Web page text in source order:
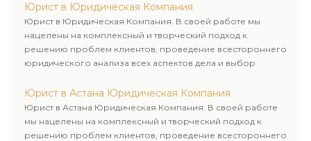
Юрист в Юридическая Компания
Юрист в Юридическая Компания. В своей работе мы
нацелены на комплексный и творческий подход к
решению проблем клиентов, проведение всестороннего
юридического анализа всех аспектов дела и выбор
Юрист в Астана Юридическая Компания
Юрист в Астана Юридическая Компания. В своей работе
мы нацелены на комплексный и творческий подход к
решению проблем клиентов, проведение всестороннего